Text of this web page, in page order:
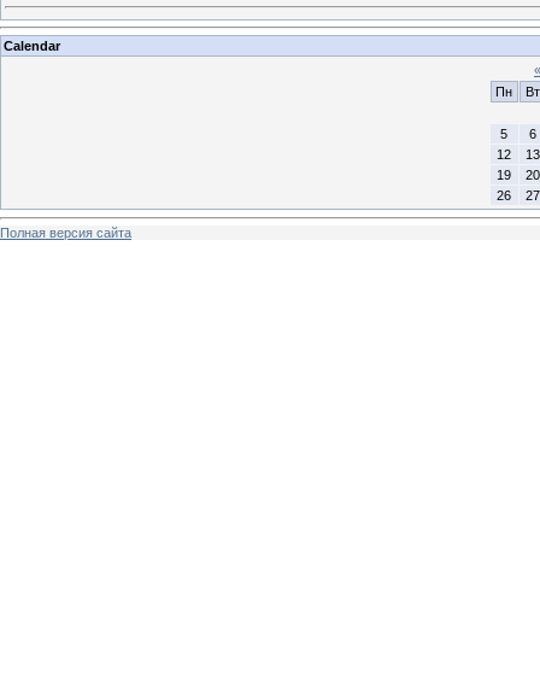
Calendar
«
Пн
Вт
5
6
12
13
19
20
26
27
Полная версия сайта